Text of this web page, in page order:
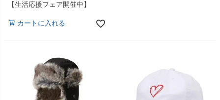
【生活応援フェア開催中】
カートに入れる